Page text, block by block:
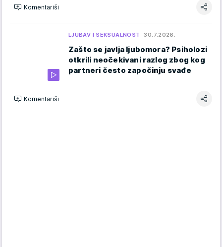
Komentariši
LJUBAV I SEKSUALNOST 30.7.2026.
Zašto se javlja ljubomora? Psiholozi
otkrili neočekivani razlog zbog kog
partneri često započinju svađe
Komentariši